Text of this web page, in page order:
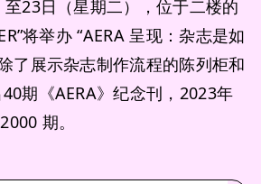
23日（星期二），位于二楼的
将举办 “AERA 呈现：杂志是如
了展示杂志制作流程的陈列柜和
期《AERA》纪念刊，2023年
期。